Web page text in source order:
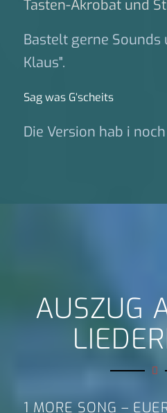
Tasten-Akrobat und
Bastelt gerne
Klaus".
Sag was G‘scheits
Die Version hab i
AUSZUG
1 MORE SONG –